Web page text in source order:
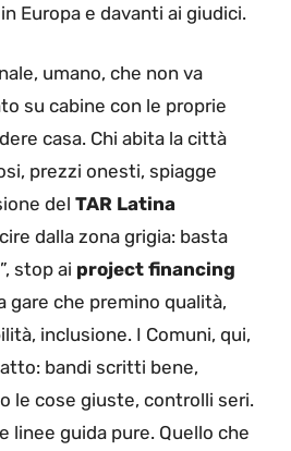
Europa e davanti ai giudici.
umano, che non va
su cabine con le proprie
casa. Chi abita la città
prezzi onesti, spiagge
del TAR Latina
dalla zona grigia: basta
stop ai project financing
gare che premino qualità,
inclusione. I Comuni, qui,
bandi scritti bene,
le cose giuste, controlli seri.
linee guida pure. Quello che